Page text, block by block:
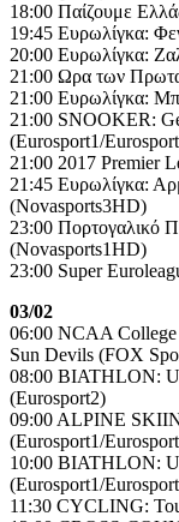
18:00 Παίζουμε
19:45 Ευρωλίγκα:
20:00 Ευρωλίγκα:
21:00 Ωρα των
21:00 Ευρωλίγκα:
21:00 SNOOKER:
(Eurosport1/
21:00 2017 Premier
21:45 Ευρωλίγκα:
(Novasports3HD)
23:00 Πορτογαλικό
(Novasports1HD)
23:00 Super
03/02
06:00 NCAA College
Sun Devils (FOX
08:00 BIATHLON:
(Eurosport2)
09:00 ALPINE
(Eurosport1/
10:00 BIATHLON:
(Eurosport1/
11:30 CYCLING: